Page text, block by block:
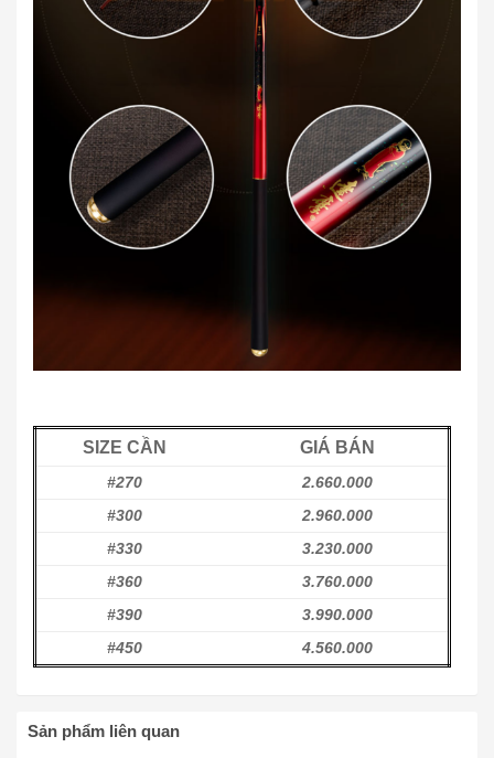
SIZE CẦN GIÁ BÁN
#270
2.660.000
#300
2.960.000
#330
3.230.000
#360
3.760.000
#390
3.990.000
#450
4.560.000
Sản phẩm liên quan